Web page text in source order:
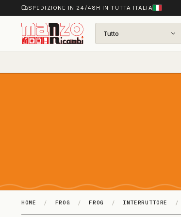
SPEDIZIONE IN 24/48H IN TUTTA ITALIA
Tutto
HOME / FROG / FROG / INTERRUTTORE /